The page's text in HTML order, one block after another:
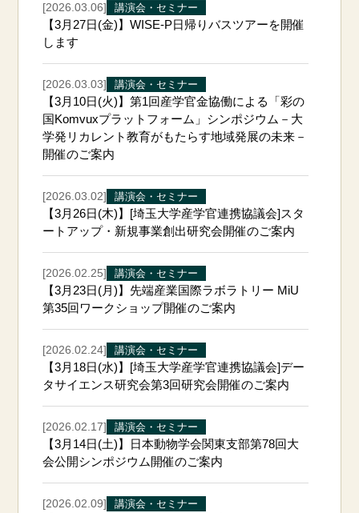
[2026.03.06] 講演会・セミナー
【3月27日(金)】WISE-P日帰りバスツアーを開催
します
[2026.03.03] 講演会・セミナー
【3月10日(火)】第1回産学官金協働による「彩の
国Komvuxプラットフォーム」シンポジウム－大
学発リカレント教育がもたらす地域発展の未来－
開催のご案内
[2026.03.02] 講演会・セミナー
【3月26日(木)】[埼玉大学産学官連携協議会]スタ
ートアップ・新規事業創出研究会開催のご案内
[2026.02.25] 講演会・セミナー
【3月23日(月)】先端産業国際ラボラトリー MiU
第35回ワークショップ開催のご案内
[2026.02.24] 講演会・セミナー
【3月18日(水)】[埼玉大学産学官連携協議会]デー
タサイエンス研究会第3回研究会開催のご案内
[2026.02.17] 講演会・セミナー
【3月14日(土)】日本動物学会関東支部第78回大
会公開シンポジウム開催のご案内
[2026.02.09] 講演会・セミナー